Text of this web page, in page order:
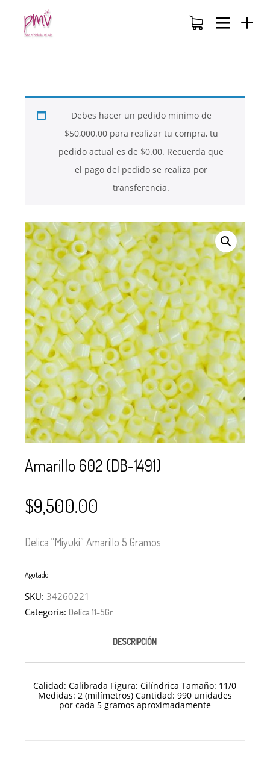
26
NOVIEMBRE
2017
QUE PIEDRAS
SE USAN PARA
BISUTERÍA Y
JOYERÍA
26
NOVIEMBRE
2017
QUE ES LA
MOSTACILLA?
26
NOVIEMBRE
2017
NUESTROS
CURSOS
Debes hacer un pedido minimo de
$50,000.00para realizar tu compra, tu
pedido actual es de $0.00. Recuerda que
el pago del pedido se realiza por
transferencia.
Amarillo 602 (DB-1491)
$9,500.00
Delica “Miyuki” Amarillo 5 Gramos
Agotado
SKU:34260221
Categoría:Delica 11-5Gr
DESCRIPCIÓN
Calidad: Calibrada Figura: Cilíndrica Tamaño: 11/0
Medidas: 2 (milímetros) Cantidad: 990 unidades
por cada 5 gramos aproximadamente